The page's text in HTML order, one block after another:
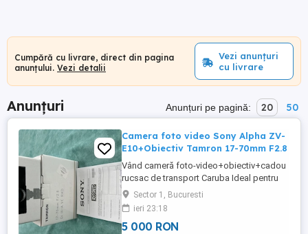
Cumpără cu livrare, direct din pagina
anunțului. Vezi detalii
Vezi anunțuri
cu livrare
Anunțuri Anunțuri pe pagină: 20 50
Camera foto video Sony Alpha ZV-
E10+Obiectiv Tamron 17-70mm F2.8
Vând cameră foto-video+obiectiv+cadou
rucsac de transport Caruba Ideal pentru
vlogging Toate cele menționate sunt noi,
nefolosite, achiziționate în 06.2026.
Predare personala, nu le vând separat, nu
schimb și nu negociez prețul. Cer și ofer
Sector 1, Bucuresti
ieri 23:18
5 000 RON